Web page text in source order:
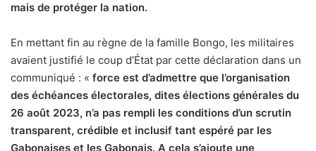
mais de protéger la nation.
En mettant fin au règne de la famille Bongo, les militaires
avaient justifié le coup d’État par cette déclaration dans un
communiqué : « force est d’admettre que l’organisation
des échéances électorales, dites élections générales du
26 août 2023, n’a pas rempli les conditions d’un scrutin
transparent, crédible et inclusif tant espéré par les
Gabonaises et les Gabonais. A cela s’ajoute une